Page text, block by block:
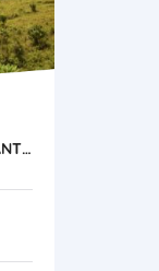
FINCA EN VENTA EL CARMEN DE VIBORAL / ANTIOQUIA